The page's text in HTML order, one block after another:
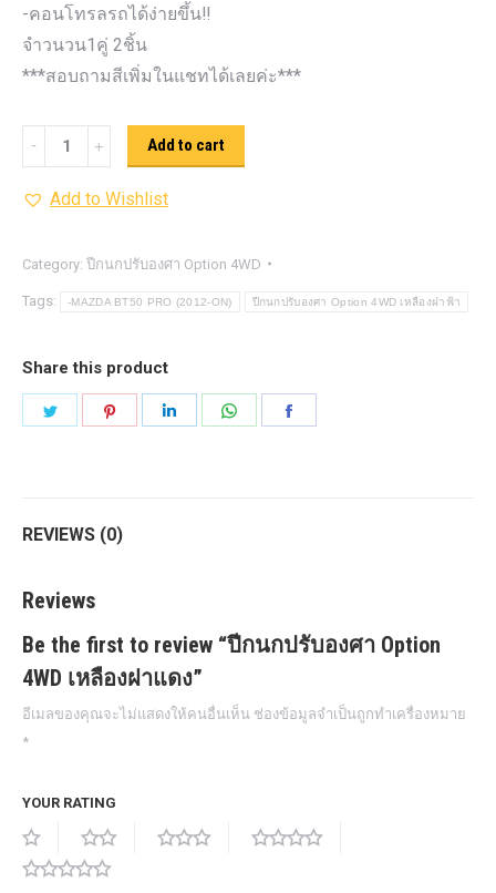
-คอนโทรลรถได้ง่ายขึ้น‼️
จำวนวน1คู่ 2ชิ้น
***สอบถามสีเพิ่มในแชทได้เลยค่ะ***
ปีกนก
ปรับ
องศา
4WD
เหลือง
Add to cart
Add to Wishlist
Category: ปีกนกปรับองศา Option 4WD
Tags: -MAZDA BT50 PRO (2012-ON) ปีกนกปรับองศา Option 4WD เหลืองฝาฟ้า
Share this product
REVIEWS (0)
Reviews
Be the first to review “ปีกนกปรับองศา Option
4WD เหลืองฝาแดง”
อีเมลของคุณจะไม่แสดงให้คนอื่นเห็น ช่องข้อมูลจำเป็นถูกทำเครื่องหมาย
*
YOUR RATING